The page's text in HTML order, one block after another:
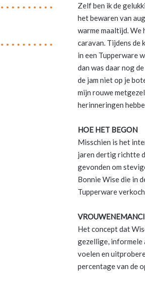
Zelf ben ik de
het bewaren van
warme maaltijd. We
caravan. Tijdens de
in een Tupperware
dan was daar nog
de jam niet op je
mijn rouwe
herinneringen
HOE HET BEGON
Misschien is het
jaren dertig richtte
gevonden om
Bonnie Wise die in
Tupperware
Het concept dat
gezellige, informele
voelen en
percentage van de